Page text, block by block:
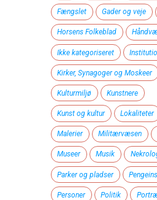
Fængslet Gader og veje
Horsens Folkeblad
Ikke kategoriseret
Kirker, Synagoger og Moskeer
Kulturmiljø Kunstnere
Kunst og kultur Lokaliteter
Malerier Militærvæsen
Museer Musik
Parker og pladser
Personer Politik